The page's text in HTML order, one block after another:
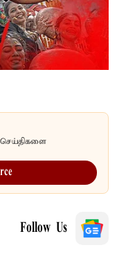
செய்திகளை
Follow Us